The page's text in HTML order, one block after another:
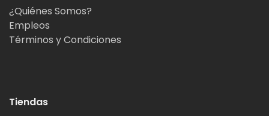
¿Quiénes Somos?
Empleos
Términos y Condiciones
Tiendas